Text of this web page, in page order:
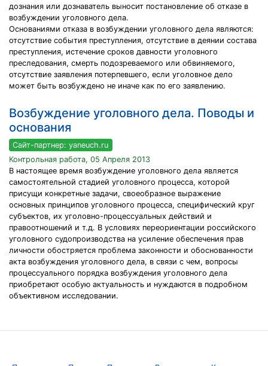
дознания или дознаватель выносит постановление об отказе в
возбуждении уголовного дела.
Основаниями отказа в возбуждении уголовного дела являются:
отсутствие события преступления, отсутствие в деянии состава
преступления, истечение сроков давности уголовного
преследования, смерть подозреваемого или обвиняемого,
отсутствие заявления потерпевшего, если уголовное дело
может быть возбуждено не иначе как по его заявлению.
Возбуждение уголовного дела. Поводы и
основания
Сайт-партнер: yaneuch.ru
Контрольная работа, 05 Апреля 2013
В настоящее время возбуждение уголовного дела является
самостоятельной стадией уголовного процесса, которой
присущи конкретные задачи, своеобразное выражение
основных принципов уголовного процесса, специфический круг
субъектов, их уголовно-процессуальных действий и
правоотношений и т.д. В условиях переориентации российского
уголовного судопроизводства на усиление обеспечения прав
личности обостряется проблема законности и обоснованности
акта возбуждения уголовного дела, в связи с чем, вопросы
процессуального порядка возбуждения уголовного дела
приобретают особую актуальность и нуждаются в подробном
объективном исследовании.